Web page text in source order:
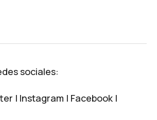
sociales:
| Instagram | Facebook |